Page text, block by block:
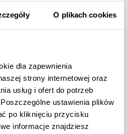
O plikach cookies
dla zapewnienia
strony internetowej oraz
usług i ofert do potrzeb
ustawienia plików
po kliknięciu przycisku
informacje znajdziesz